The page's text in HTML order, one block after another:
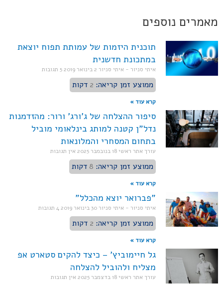
מאמרים נוספים
תוכנית היזמות של עמותת תפוח יוצאת
במתכונת חדשנית
איתי סניור - איתי סניור 2 בינואר 2019 5 תגובות
ממוצע זמן קריאה: 2 דקות
קרא עוד »
סיפור ההצלחה של ג'ורג' ורור: מהזדמנות
נדל"ן קטנה למותג בינלאומי מוביל
בתחום המסחרי והמלונאות
עורך אתר ראשי18 בנובמבר 2025 אין תגובות
ממוצע זמן קריאה: 8 דקות
קרא עוד »
"פברואר יוצא מהכלל"
איתי סניור - איתי סניור30 בינואר 2019 4 תגובות
ממוצע זמן קריאה: 2 דקות
קרא עוד »
גל חיימוביץ' – כיצד להקים סטארט אפ
מצליח ולהוביל להצלחה
עורך אתר ראשי18 בדצמבר 2025 אין תגובות